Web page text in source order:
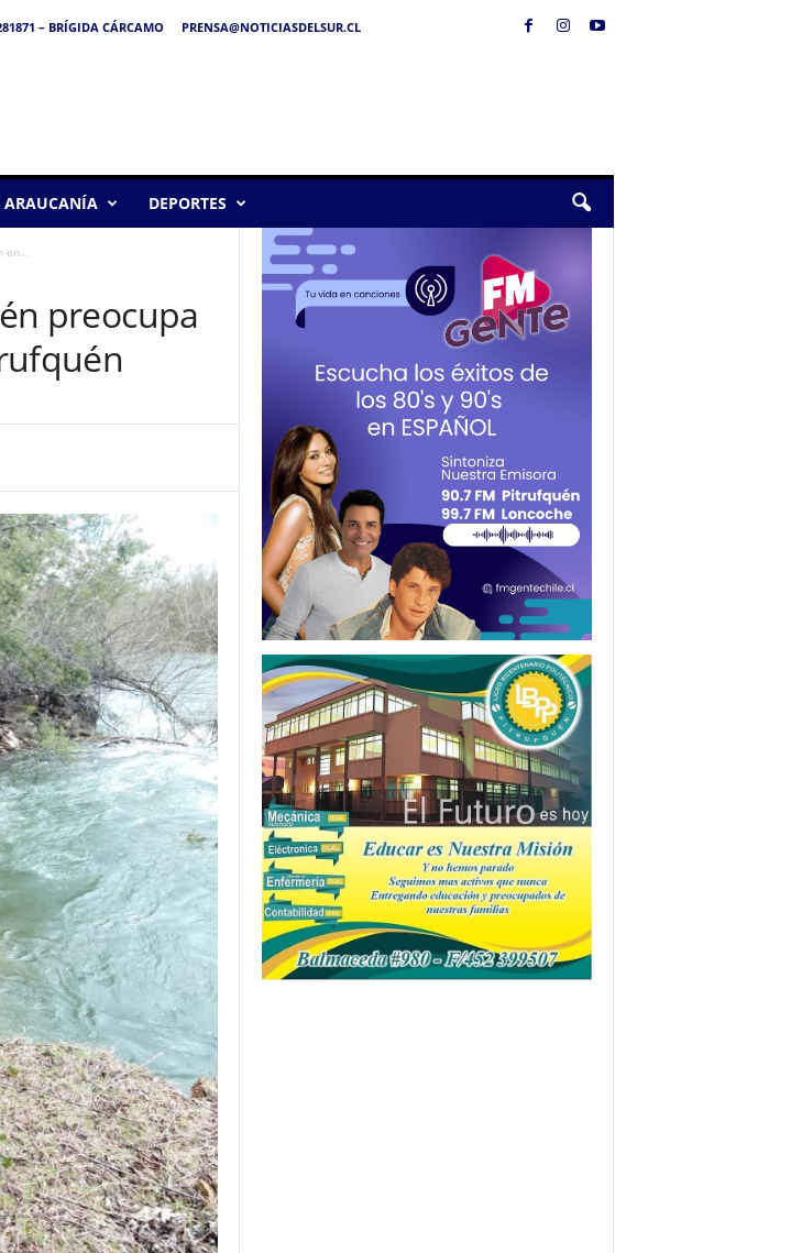
– BRÍGIDA CÁRCAMO
PRENSA@NOTICIASDELSUR.CL
ARAUCANÍA DEPORTES
en...
preocupa